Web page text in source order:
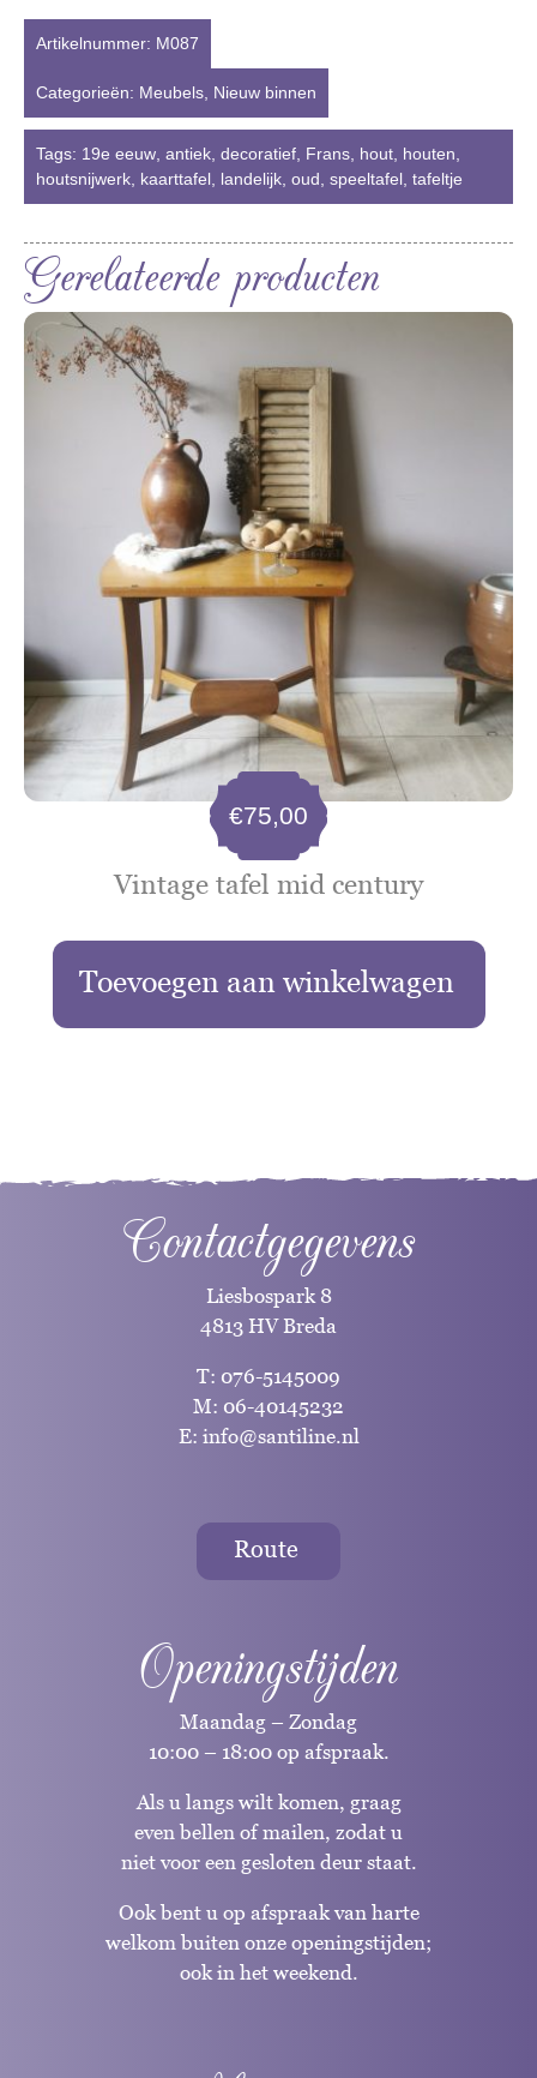
Artikelnummer: M087
Categorieën: Meubels Nieuw binnen
Tags: 19e eeuw antiek decoratief Frans hout houten
houtsnijwerk kaarttafel landelijk oud speeltafel tafeltje
Gerelateerde producten
Vintage tafel mid century
€75,00
Toevoegen aan winkelwagen
Contactgegevens
Liesbospark 8
4813 HV Breda
T: 076-5145009
M: 06-40145232
E: info@santiline.nl
Route
Openingstijden
Maandag – Zondag
10:00 – 18:00 op afspraak.
Als u langs wilt komen, graag
even bellen of mailen, zodat u
niet voor een gesloten deur staat.
Ook bent u op afspraak van harte
welkom buiten onze openingstijden;
ook in het weekend.